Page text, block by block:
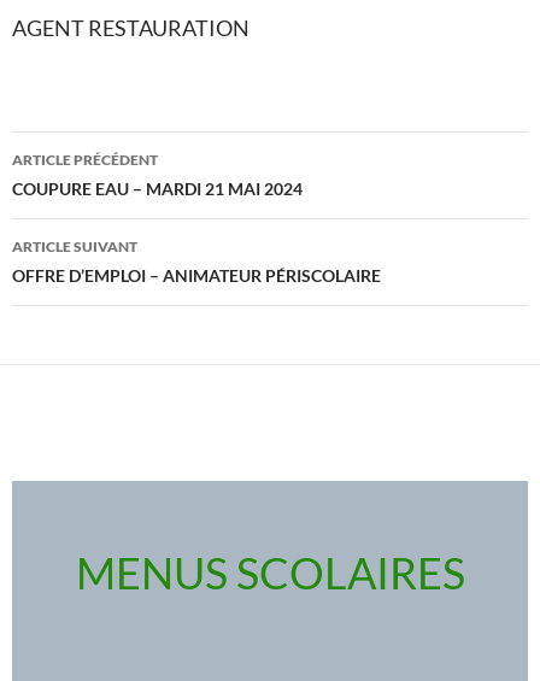
AGENT RESTAURATION
Navigation
des
articles
ARTICLE PRÉCÉDENT
COUPURE EAU – MARDI 21 MAI 2024
ARTICLE SUIVANT
OFFRE D’EMPLOI – ANIMATEUR PÉRISCOLAIRE
MENUS SCOLAIRES